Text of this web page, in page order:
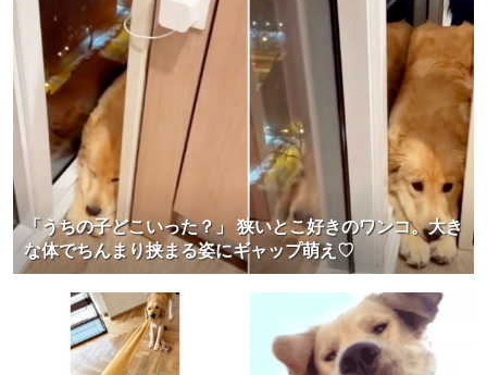
「うちの子どこいった？」 狭いとこ好きのワンコ。大き
な体でちんまり挟まる姿にギャップ萌え♡